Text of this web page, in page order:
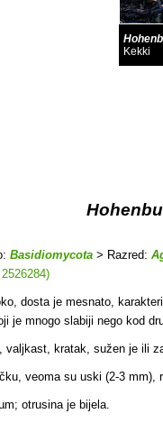
Kekki
Basidiomycota > Razred:
dosta je mesnato,
je mnogo slabiji nego kod
valjkast, kratak, sužen je ili
veoma su uski (2-3 mm),
otrusina je bijela.